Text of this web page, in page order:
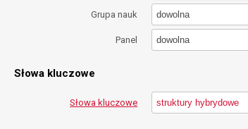
Grupa nauk dowolna
Panel dowolna
Słowa kluczowe
Słowa kluczowe